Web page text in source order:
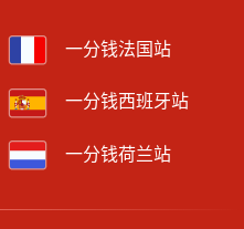
一分钱法国站
一分钱西班牙站
一分钱荷兰站